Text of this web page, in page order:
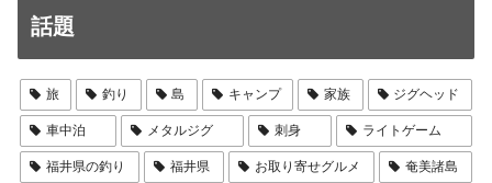
話題
旅 釣り 島 キャンプ 家族 ジグヘッド
車中泊 メタルジグ 刺身 ライトゲーム
福井県の釣り 福井県 お取り寄せグルメ 奄美諸島